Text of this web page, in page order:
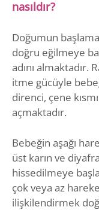
nasıldır?
Doğumun
doğru eğilmeye
adını almaktadır.
itme gücüyle
direnci, çene
açmaktadır.
Bebeğin aşağı
üst karın ve
hissedilmeye
çok veya az
ilişkilendirmek